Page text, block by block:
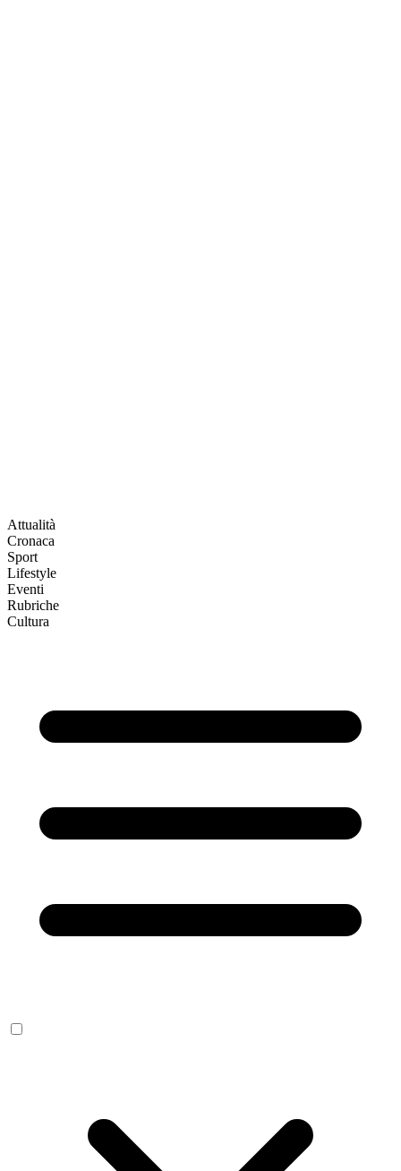
Attualità
Cronaca
Sport
Lifestyle
Eventi
Rubriche
Cultura